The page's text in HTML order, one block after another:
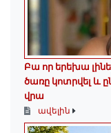
Բա որ երեխա
ծառը կոտրվել և
վրա
ավելին